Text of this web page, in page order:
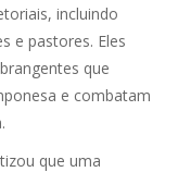
incluindo
e pastores. Eles
que
e combatam
que uma